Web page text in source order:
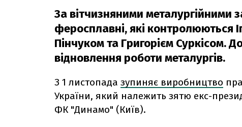
За вітчизняними металургійними
феросплавні, які контролюються
Пінчуком та Григорієм Суркісом.
відновлення роботи металургів.
З 1 листопада зупиняє виробництво
України, який належить зятю екс-
ФК "Динамо" (Київ).